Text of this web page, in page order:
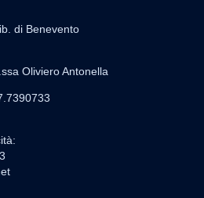
di Benevento
Oliviero Antonella